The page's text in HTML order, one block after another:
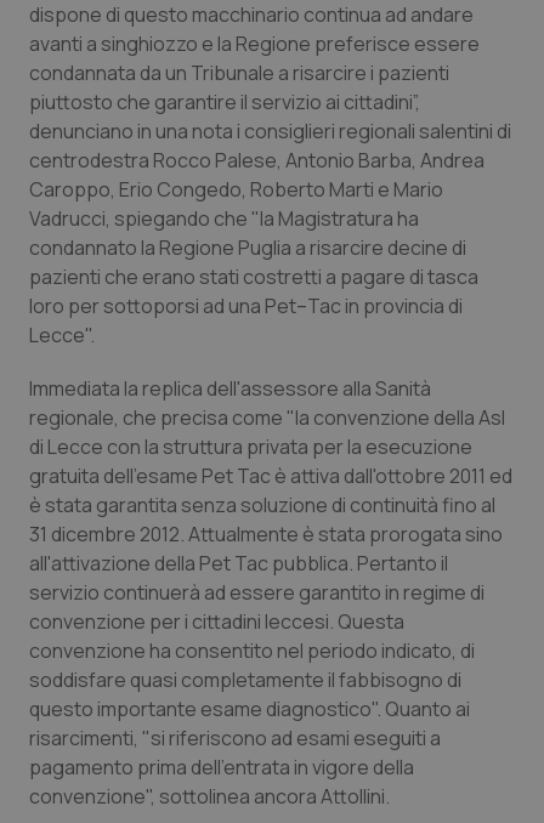
Campania
Emilia-Romagna
Friuli Venezia Giulia
Lazio
Liguria
Lombardia
Marche
Molise
Piemonte
Provincia Autonoma di Bolzano
Provincia Autonoma di Trento
Puglia
Sardegna
Car-T
Colesterolo & coronaropatie
Dermatite Atopica
Diabete & glucometri
Disturbi dell’umore
Dolore
Donna & Salute
Epatiti
HIV
Infezioni & Febbre
Ipertensione & Scompenso
Malattie rare
Malattia di Crohn & Rettocolite Ulcerosa
dispone di questo macchinario continua ad andare
avanti a singhiozzo e la Regione preferisce essere
condannata da un Tribunale a risarcire i pazienti
piuttosto che garantire il servizio ai cittadini”,
denunciano in una nota i consiglieri regionali salentini di
centrodestra Rocco Palese, Antonio Barba, Andrea
Caroppo, Erio Congedo, Roberto Marti e Mario
Vadrucci, spiegando che "la Magistratura ha
condannato la Regione Puglia a risarcire decine di
pazienti che erano stati costretti a pagare di tasca
loro per sottoporsi ad una Pet–Tac in provincia di
Lecce".
Immediata la replica dell'assessore alla Sanità
regionale, che precisa come "la convenzione della Asl
di Lecce con la struttura privata per la esecuzione
gratuita dell'esame Pet Tac è attiva dall'ottobre 2011 ed
è stata garantita senza soluzione di continuità fino al
31 dicembre 2012. Attualmente è stata prorogata sino
all'attivazione della Pet Tac pubblica. Pertanto il
servizio continuerà ad essere garantito in regime di
convenzione per i cittadini leccesi. Questa
convenzione ha consentito nel periodo indicato, di
soddisfare quasi completamente il fabbisogno di
questo importante esame diagnostico". Quanto ai
risarcimenti, "si riferiscono ad esami eseguiti a
pagamento prima dell'entrata in vigore della
convenzione", sottolinea ancora Attollini.